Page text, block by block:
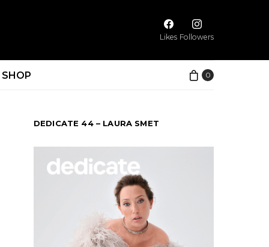
Likes Followers
SHOP 0
DEDICATE 44 – LAURA SMET